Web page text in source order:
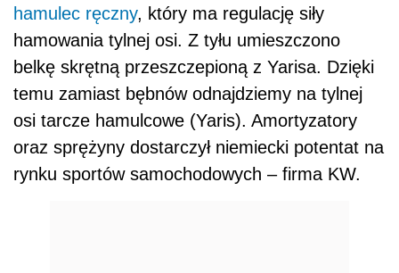
hamulec ręczny, który ma regulację siły
hamowania tylnej osi. Z tyłu umieszczono
belkę skrętną przeszczepioną z Yarisa. Dzięki
temu zamiast bębnów odnajdziemy na tylnej
osi tarcze hamulcowe (Yaris). Amortyzatory
oraz sprężyny dostarczył niemiecki potentat na
rynku sportów samochodowych – firma KW.